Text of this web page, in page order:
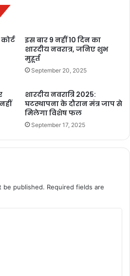
इस बार 9 नहीं 10 दिन का
शारदीय नवरात्र, जनिए शुभ
मुहूर्त
September 20, 2025
शारदीय नवरात्रि 2025:
घटस्थापना के दौरान मंत्र जाप से
मिलेगा विशेष फल
September 17, 2025
be published. Required fields are